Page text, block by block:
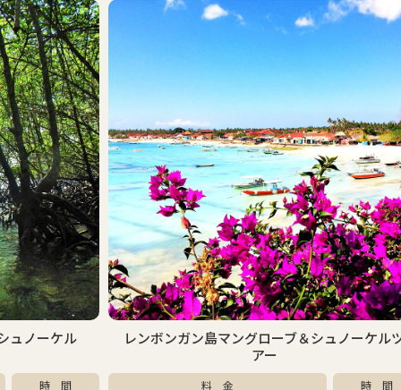
レンボンガン島マングローブ＆シュノーケルツ
おす